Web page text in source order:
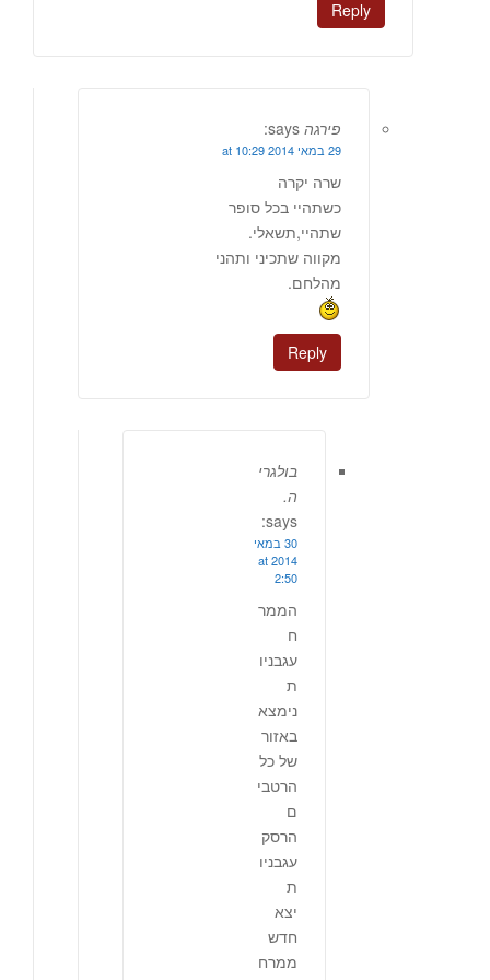
Reply
פירגה says:
29 במאי 2014 at 10:29
שרה יקרה
כשתהיי בכל סופר
שתהיי,תשאלי.
מקווה שתכיני ותהני
מהלחם.
Reply
בולגרי
ה.
says:
30 במאי
2014 at
2:50
הממר
ח
עגבניו
ת
נימצא
באזור
של כל
הרטבי
ם
הרסק
עגבניו
ת
יצא
חדש
ממרח